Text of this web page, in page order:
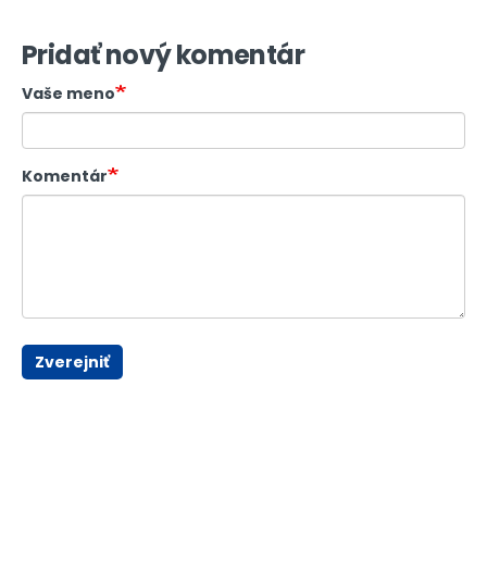
Pridať nový komentár
Vaše meno
Komentár
Zverejniť